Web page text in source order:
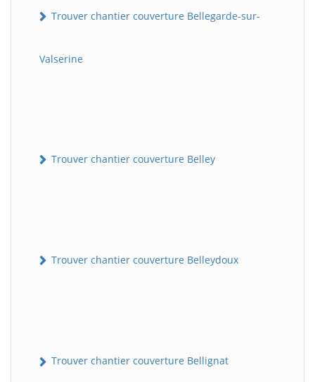
Trouver chantier couverture Bellegarde-sur-
Valserine
Trouver chantier couverture Belley
Trouver chantier couverture Belleydoux
Trouver chantier couverture Bellignat